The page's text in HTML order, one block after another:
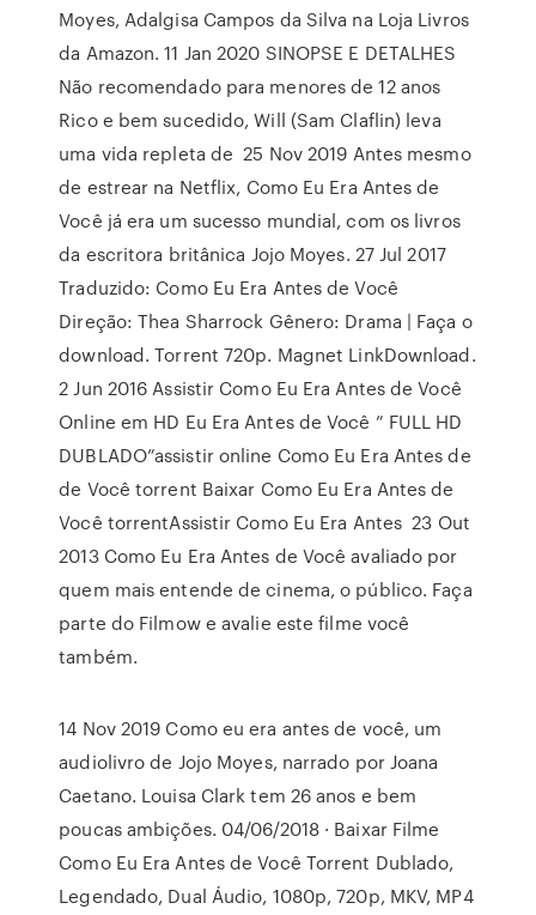
Moyes, Adalgisa Campos da Silva na Loja Livros
da Amazon. 11 Jan 2020 SINOPSE E DETALHES
Não recomendado para menores de 12 anos
Rico e bem sucedido, Will (Sam Claflin) leva
uma vida repleta de 25 Nov 2019 Antes mesmo
de estrear na Netflix, Como Eu Era Antes de
Você já era um sucesso mundial, com os livros
da escritora britânica Jojo Moyes. 27 Jul 2017
Traduzido: Como Eu Era Antes de Você
Direção: Thea Sharrock Gênero: Drama | Faça o
download. Torrent 720p. Magnet LinkDownload.
2 Jun 2016 Assistir Como Eu Era Antes de Você
Online em HD Eu Era Antes de Você ” FULL HD
DUBLADO”assistir online Como Eu Era Antes de
de Você torrent Baixar Como Eu Era Antes de
Você torrentAssistir Como Eu Era Antes 23 Out
2013 Como Eu Era Antes de Você avaliado por
quem mais entende de cinema, o público. Faça
parte do Filmow e avalie este filme você
também.
14 Nov 2019 Como eu era antes de você, um
audiolivro de Jojo Moyes, narrado por Joana
Caetano. Louisa Clark tem 26 anos e bem
poucas ambições. 04/06/2018 · Baixar Filme
Como Eu Era Antes de Você Torrent Dublado,
Legendado, Dual Áudio, 1080p, 720p, MKV, MP4